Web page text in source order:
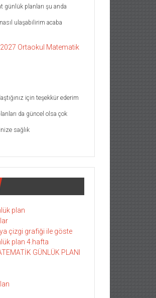
günlük planları şu anda
ulaşabilirim acaba
Ortaokul Matematik
için teşekkür ederim
da güncel olsa çok
sağlık
plan
çizgi grafiği ile göste
plan 4.hafta
GÜNLÜK PLANI